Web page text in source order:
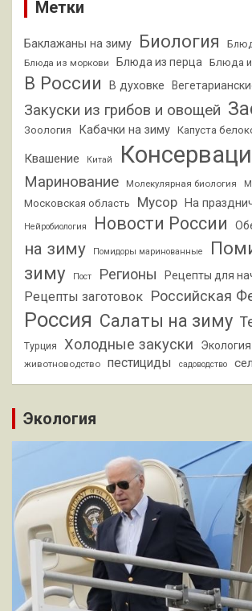
Метки
Баклажаны на зиму Биология
Блюда из моркови Блюда из перца Блюда
В России В духовке
Закуски из грибов и овощей
Зоология Кабачки на зиму Капуста
Квашение Китай
Маринование Молекулярная биология
Московская область Мусор На
Нейробиология Новости России
на зиму
Помидоры маринованные
зиму
Пост Регионы Рецепты для
Рецепты заготовок Российская
Россия Салаты на зиму
Турция Холодные закуски Экология
животноводство пестициды садоводство
Экология